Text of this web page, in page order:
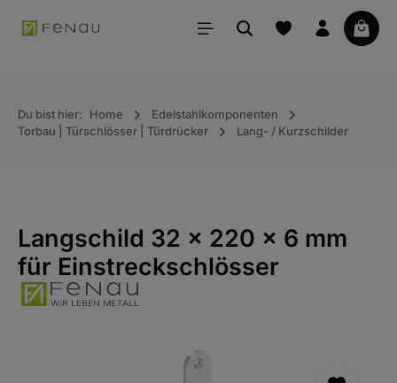
springen
Du bist hier: Home
Edelstahlkomponenten
Torbau | Türschlösser | Türdrücker
Lang- / Kurzschilder
Langschild 32 x 220 x 6 mm
für Einstreckschlösser
Bildergalerie überspringen